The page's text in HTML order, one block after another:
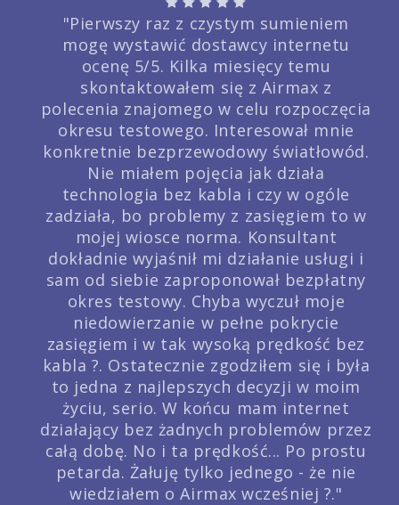
"Pierwszy raz z czystym sumieniem
mogę wystawić dostawcy internetu
ocenę 5/5. Kilka miesięcy temu
skontaktowałem się z Airmax z
polecenia znajomego w celu rozpoczęcia
okresu testowego. Interesował mnie
konkretnie bezprzewodowy światłowód.
Nie miałem pojęcia jak działa
technologia bez kabla i czy w ogóle
zadziała, bo problemy z zasięgiem to w
mojej wiosce norma. Konsultant
dokładnie wyjaśnił mi działanie usługi i
sam od siebie zaproponował bezpłatny
okres testowy. Chyba wyczuł moje
niedowierzanie w pełne pokrycie
zasięgiem i w tak wysoką prędkość bez
kabla ?. Ostatecznie zgodziłem się i była
to jedna z najlepszych decyzji w moim
życiu, serio. W końcu mam internet
działający bez żadnych problemów przez
całą dobę. No i ta prędkość... Po prostu
petarda. Żałuję tylko jednego - że nie
wiedziałem o Airmax wcześniej ?."